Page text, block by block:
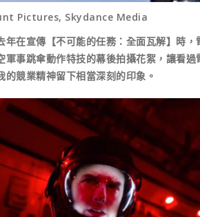
Pictures, Skydance Media
在宣傳【不可能的任務：全面瓦解】時，
軍事跳傘動作特技的幕後拍攝花絮，讓看
的競業精神留下相當深刻的印象。